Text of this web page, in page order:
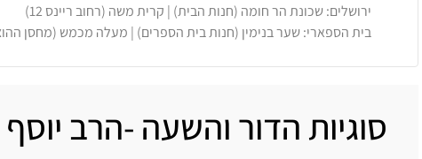
ירושלים: שכונת הר חומה (חנות הבית) | קרית משה (רחוב ריינס 12)
בית הספארי: שער בנימין (חנות בית הספרים) | מעלה מכמש (מחסן
סוגיות הדור והשעה -הרב יוסף